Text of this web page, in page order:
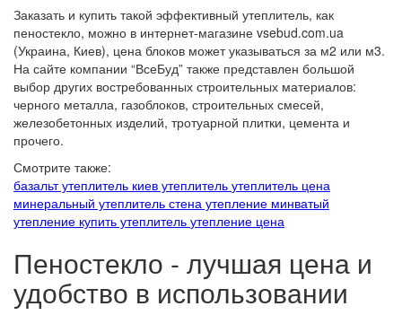
Заказать и купить такой эффективный утеплитель, как
пеностекло, можно в интернет-магазине vsebud.com.ua
(Украина, Киев), цена блоков может указываться за м2 или м3.
На сайте компании “ВсеБуд” также представлен большой
выбор других востребованных строительных материалов:
черного металла, газоблоков, строительных смесей,
железобетонных изделий, тротуарной плитки, цемента и
прочего.
Смотрите также:
базальт утеплитель киев утеплитель утеплитель цена
минеральный утеплитель стена утепление минватый
утепление купить утеплитель утепление цена
Пеностекло - лучшая цена и
удобство в использовании